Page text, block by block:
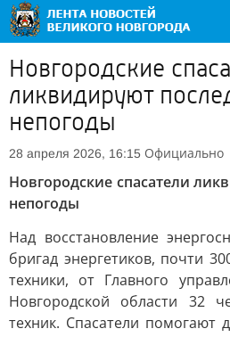
Новгородские
ликвидируют
непогоды
28 апреля 2026, 16:15 Официально
Новгородские спасатели
непогоды
Над восстановление
бригад энергетиков, почти
техники, от Главного
Новгородской области 32
техник. Спасатели помогают